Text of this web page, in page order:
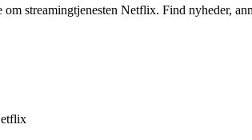
streamingtjenesten Netflix. Find nyheder,